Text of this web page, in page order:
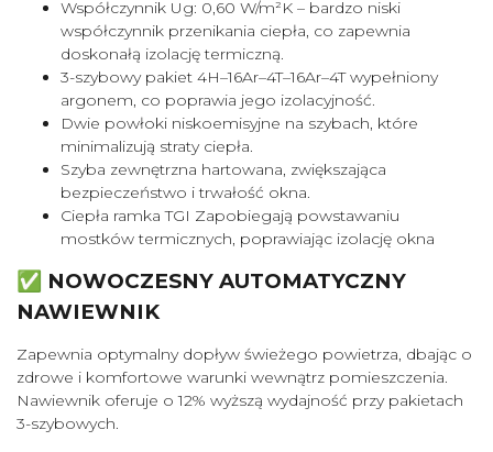
Współczynnik Ug: 0,60 W/m²K – bardzo niski
współczynnik przenikania ciepła, co zapewnia
doskonałą izolację termiczną.
3-szybowy pakiet 4H–16Ar–4T–16Ar–4T wypełniony
argonem, co poprawia jego izolacyjność.
Dwie powłoki niskoemisyjne na szybach, które
minimalizują straty ciepła.
Szyba zewnętrzna hartowana, zwiększająca
bezpieczeństwo i trwałość okna.
Ciepła ramka TGI Zapobiegają powstawaniu
mostków termicznych, poprawiając izolację okna
✅ NOWOCZESNY AUTOMATYCZNY
NAWIEWNIK
Zapewnia optymalny dopływ świeżego powietrza, dbając o
zdrowe i komfortowe warunki wewnątrz pomieszczenia.
Nawiewnik oferuje o 12% wyższą wydajność przy pakietach
3-szybowych.